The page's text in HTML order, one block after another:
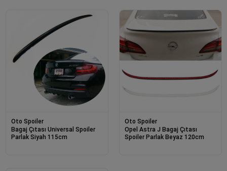
Oto Spoiler
Bagaj Çıtası Universal Spoiler
Parlak Siyah 115cm
Oto Spoiler
Opel Astra J Bagaj Çıtası
Spoiler Parlak Beyaz 120cm